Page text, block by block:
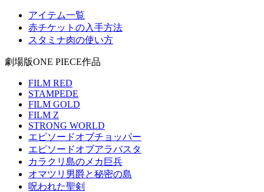
アイテム一覧
赤チケットの入手方法
スタミナ肉の使い方
劇場版ONE PIECE作品
FILM RED
STAMPEDE
FILM GOLD
FILM Z
STRONG WORLD
エピソードオブチョッパー
エピソードオブアラバスタ
カラクリ島のメカ巨兵
オマツリ男爵と秘密の島
呪われた聖剣